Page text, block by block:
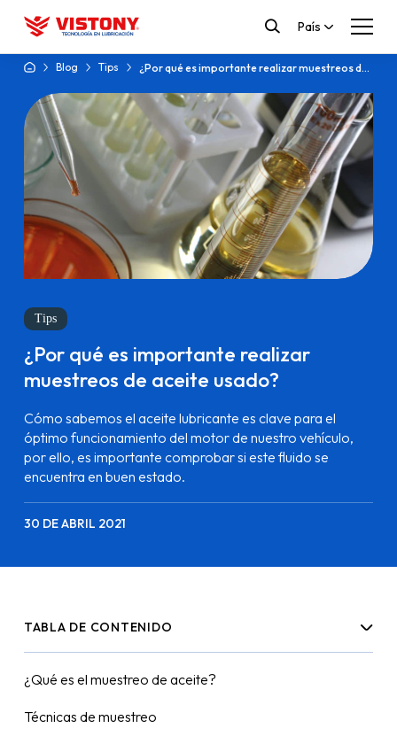
País
Blog Tips
¿Por qué es importante realizar muestreos de
Tips
¿Por qué es importante realizar
muestreos de aceite usado?
Cómo sabemos el aceite lubricante es clave para el
óptimo funcionamiento del motor de nuestro vehículo,
por ello, es importante comprobar si este fluido se
encuentra en buen estado.
30 DE ABRIL 2021
TABLA DE CONTENIDO
¿Qué es el muestreo de aceite?
Técnicas de muestreo